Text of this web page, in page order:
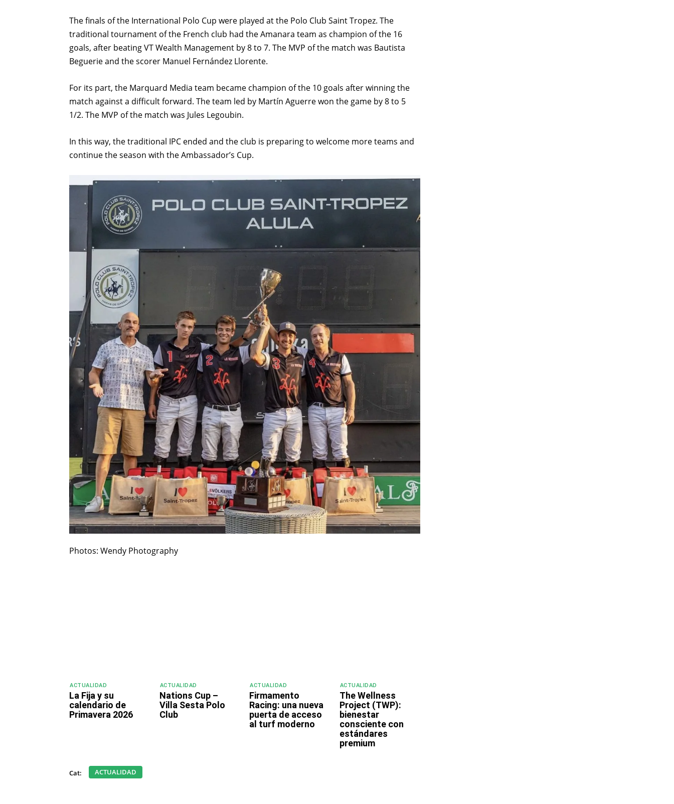
The finals of the International Polo Cup were played at the Polo Club Saint Tropez. The
traditional tournament of the French club had the Amanara team as champion of the 16
goals, after beating VT Wealth Management by 8 to 7. The MVP of the match was Bautista
Beguerie and the scorer Manuel Fernández Llorente.
For its part, the Marquard Media team became champion of the 10 goals after winning the
match against a difficult forward. The team led by Martín Aguerre won the game by 8 to 5
1/2. The MVP of the match was Jules Legoubin.
In this way, the traditional IPC ended and the club is preparing to welcome more teams and
continue the season with the Ambassador’s Cup.
Photos: Wendy Photography
ACTUALIDAD
La Fija y su
calendario de
Primavera 2026
ACTUALIDAD
Nations Cup –
Villa Sesta Polo
Club
ACTUALIDAD
Firmamento
Racing: una nueva
puerta de acceso
al turf moderno
ACTUALIDAD
The Wellness
Project (TWP):
bienestar
consciente con
estándares
premium
Cat: ACTUALIDAD